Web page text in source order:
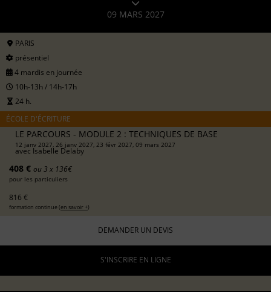
09 MARS 2027
PARIS
présentiel
4 mardis en journée
10h-13h / 14h-17h
24 h.
ÉCOLE D'ÉCRITURE
LE PARCOURS - MODULE 2 : TECHNIQUES DE BASE
12 janv 2027, 26 janv 2027, 23 févr 2027, 09 mars 2027
avec Isabelle Delaby
408 € ou 3 x 136€
pour les particuliers
816 €
formation continue (en savoir +)
DEMANDER UN DEVIS
S'INSCRIRE EN LIGNE